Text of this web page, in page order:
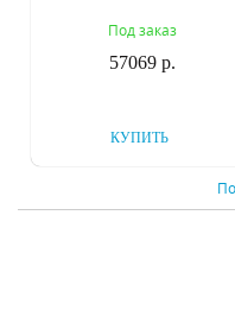
Под заказ
57069 р.
КУПИТЬ